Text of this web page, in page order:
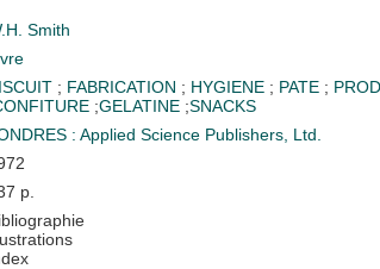
Smith
; FABRICATION ; HYGIENE ; PATE ;
;GELATINE ;SNACKS
: Applied Science Publishers, Ltd.
p.